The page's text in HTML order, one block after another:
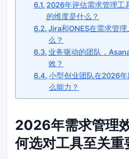
2026年评估需求管理工
的维度是什么？
Jira和ONES在需求管
么？
业务驱动的团队，
效？
小型创业团队在2026
么能力？
2026年需求管理
何选对工具至关重